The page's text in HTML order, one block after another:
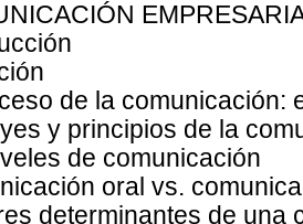
de la comunicación:
y principios de la
de comunicación
oral vs.
determinantes de una